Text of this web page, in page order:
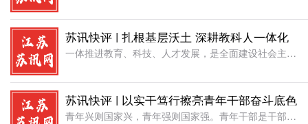
苏讯快评 | 扎根基层沃土 深耕教科人一体化
一体推进教育、科技、人才发展，是全面建设社会主义现代化国家的基础性、战略性支撑。而基层，不仅是国家治理的“最后一公里”，更是这一宏大战略落地的最前沿、主战场和广阔舞台。教育、科技、人才与基层之间，存在
苏讯快评 | 以实干笃行擦亮青年干部奋斗底色
青年兴则国家兴，青年强则国家强。青年干部是干部队伍的新鲜血液，是干事创业的中坚力量，更是推动时代发展、服务民生福祉的生力军。新时代新征程，乡村振兴、基层治理、民生服务等各项工作任务艰巨、责任重大，广大